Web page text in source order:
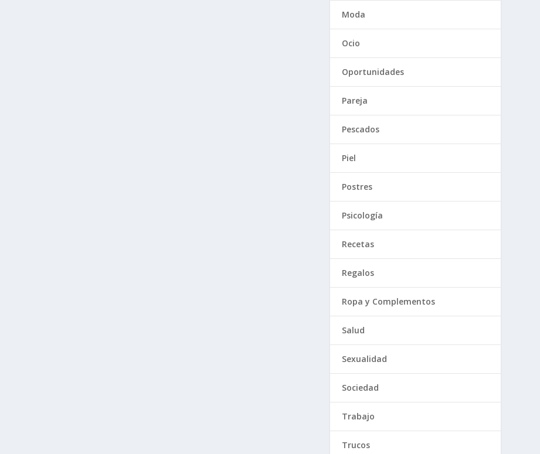
Moda
Ocio
Oportunidades
Pareja
Pescados
Piel
Postres
Psicología
Recetas
Regalos
Ropa y Complementos
Salud
Sexualidad
Sociedad
Trabajo
Trucos